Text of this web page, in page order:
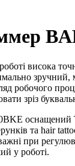
висока
зручний,
робочого
зріз
оснащений
та hair
при
у роботі.